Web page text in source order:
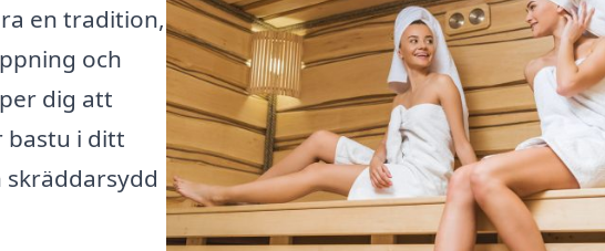
en tradition,
och
dig att
i ditt